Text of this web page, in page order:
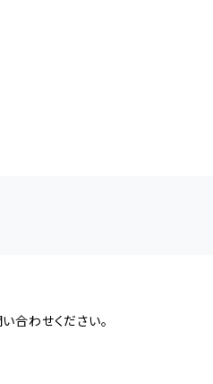
合わせください。